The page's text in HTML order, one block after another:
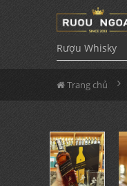
Rượu Whisky
Trang chủ